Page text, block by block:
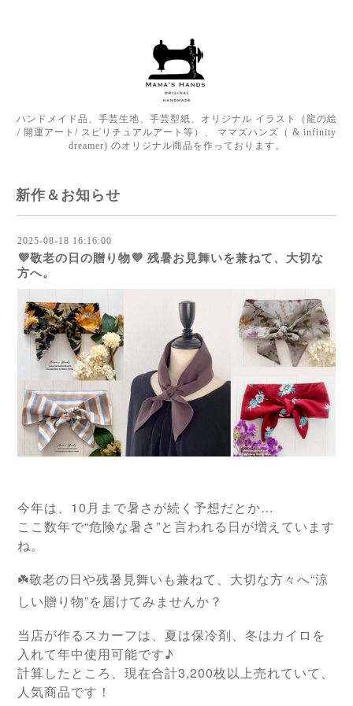
ハンドメイド品、手芸生地、手芸型紙、オリジナル イラスト（龍の絵
/ 開運アート/ スピリチュアルアート等）、 ママズハンズ（ & infinity
dreamer) のオリジナル商品を作っております。
新作＆お知らせ
2025-08-18 16:16:00
💜敬老の日の贈り物💜 残暑お見舞いを兼ねて、大切な
方へ。
今年は、10月まで暑さが続く予想だとか…
ここ数年で“危険な暑さ”と言われる日が増えています
ね。
☘️敬老の日や残暑見舞いも兼ねて、大切な方々へ“涼
しい贈り物”を届けてみませんか？
当店が作るスカーフは、夏は保冷剤、冬はカイロを
入れて年中使用可能です♪
計算したところ、現在合計3,200枚以上売れていて、
人気商品です！